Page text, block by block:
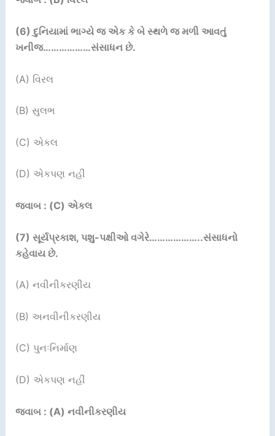
(6) દુનિયામાં ભાગ્યે જ એક કે બે સ્થળે જ મળી આવતું
ખનીજ………………સંસાધન છે.
(A) વિરલ
(B) સુલભ
(C) એકલ
(D) એકપણ નહીં
જવાબ : (C) એકલ
(7) સૂર્યપ્રકાશ, પશુ-પક્ષીઓ વગેરે………………..સંસાધનો
કહેવાય છે.
(A) નવીનીકરણીય
(B) અનવીનીકરણીય
(C) પુનઃનિર્માણ
(D) એકપણ નહીં
જવાબ : (A) નવીનીકરણીય